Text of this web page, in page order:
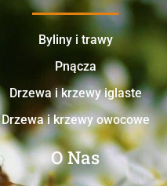
Byliny i trawy
Pnącza
Drzewa i krzewy iglaste
Drzewa i krzewy owocowe
O Nas